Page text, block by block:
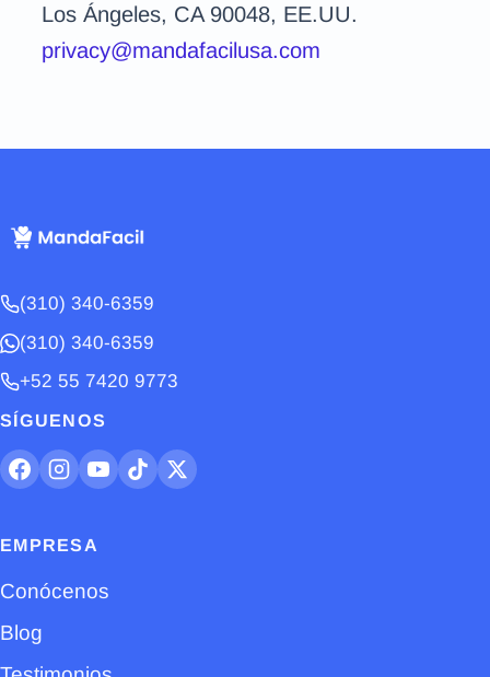
Los Ángeles, CA 90048, EE.UU.
privacy@mandafacilusa.com
(310) 340-6359
(310) 340-6359
+52 55 7420 9773
SÍGUENOS
EMPRESA
Conócenos
Blog